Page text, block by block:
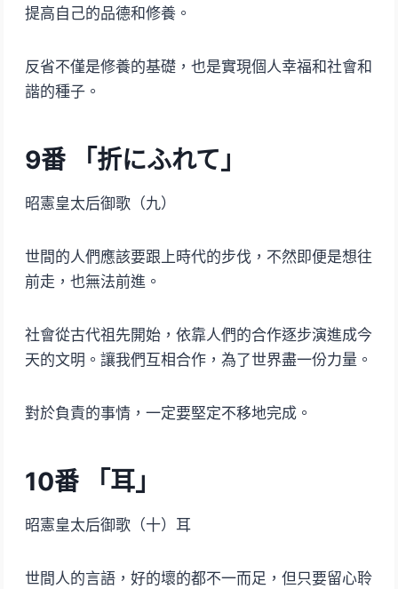
提高自己的品德和修養。
反省不僅是修養的基礎，也是實現個人幸福和社會和
諧的種子。
9番 「折にふれて」
昭憲皇太后御歌（九）
世間的人們應該要跟上時代的步伐，不然即便是想往
前走，也無法前進。
社會從古代祖先開始，依靠人們的合作逐步演進成今
天的文明。讓我們互相合作，為了世界盡一份力量。
對於負責的事情，一定要堅定不移地完成。
10番 「耳」
昭憲皇太后御歌（十）耳
世間人的言語，好的壞的都不一而足，但只要留心聆